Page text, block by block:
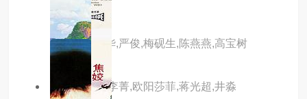
閰惜姣
主演：李丽华,严俊,梅砚生,陈燕燕,高宝树
主演：凌波,李菁,欧阳莎菲,蒋光超,井淼